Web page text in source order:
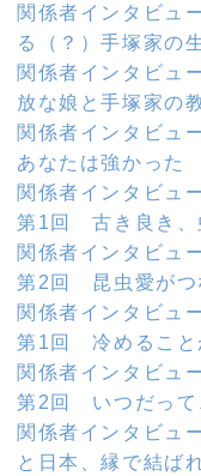
関係者インタビ
る（？）手塚家の
関係者インタビ
放な娘と手塚家の
関係者インタビ
あなたは強かった
関係者インタビ
第1回 古き良き、
関係者インタビ
第2回 昆虫愛がつ
関係者インタビ
第1回 冷めること
関係者インタビ
第2回 いつだって
関係者インタビ
と日本、縁で結ば